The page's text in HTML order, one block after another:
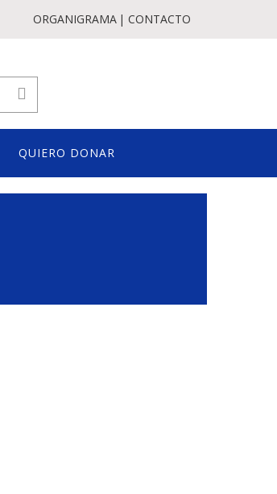
ORGANIGRAMA CONTACTO
QUIERO DONAR